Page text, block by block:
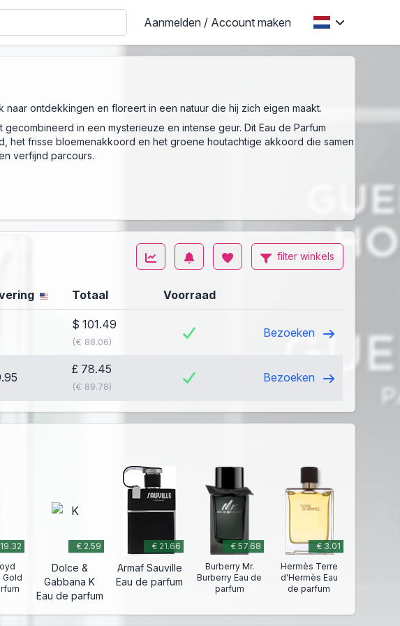
Aanmelden / Account maken
ontdekkingen en floreert in een natuur die hij zich eigen maakt.
in een mysterieuze en intense geur. Dit Eau de Parfum
het frisse bloemenakkoord en het groene houtachtige akkoord die samen
verfijnd parcours.
filter winkels
Totaal Voorraad
$ 101.49
(€ 88.06)
Bezoeken
£ 78.45
(€ 89.78)
Bezoeken
Gold
€ 2.59
Dolce &
Gabbana K
Eau de parfum
€ 21.66
Armaf Sauville
Eau de parfum
€ 57.68
Burberry Mr.
Burberry Eau de
parfum
€ 3.01
Hermès Terre
d'Hermès Eau
de parfum